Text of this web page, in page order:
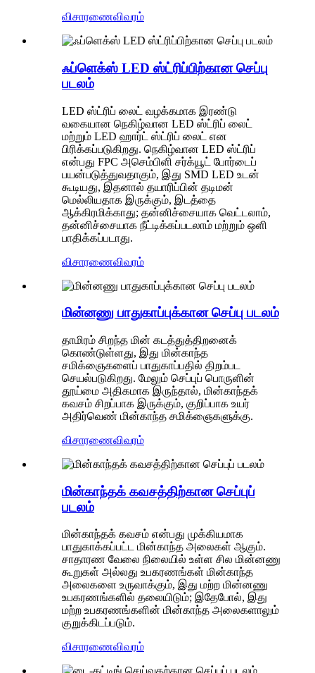
விசாரணைவிவரம்
ஃப்ளெக்ஸ் LED ஸ்ட்ரிப்பிற்கான செப்பு
படலம்
LED ஸ்ட்ரிப் லைட் வழக்கமாக இரண்டு
வகையான நெகிழ்வான LED ஸ்ட்ரிப் லைட்
மற்றும் LED ஹார்ட் ஸ்ட்ரிப் லைட் என
பிரிக்கப்படுகிறது. நெகிழ்வான LED ஸ்ட்ரிப்
என்பது FPC அசெம்பிளி சர்க்யூட் போர்டைப்
பயன்படுத்துவதாகும், இது SMD LED உடன்
கூடியது, இதனால் தயாரிப்பின் தடிமன்
மெல்லியதாக இருக்கும், இடத்தை
ஆக்கிரமிக்காது; தன்னிச்சையாக வெட்டலாம்,
தன்னிச்சையாக நீட்டிக்கப்படலாம் மற்றும் ஒளி
பாதிக்கப்படாது.
விசாரணைவிவரம்
மின்னணு பாதுகாப்புக்கான செப்பு படலம்
தாமிரம் சிறந்த மின் கடத்துத்திறனைக்
கொண்டுள்ளது, இது மின்காந்த
சமிக்ஞைகளைப் பாதுகாப்பதில் திறம்பட
செயல்படுகிறது. மேலும் செப்புப் பொருளின்
தூய்மை அதிகமாக இருந்தால், மின்காந்தக்
கவசம் சிறப்பாக இருக்கும், குறிப்பாக உயர்
அதிர்வெண் மின்காந்த சமிக்ஞைகளுக்கு.
விசாரணைவிவரம்
மின்காந்தக் கவசத்திற்கான செப்புப்
படலம்
மின்காந்தக் கவசம் என்பது முக்கியமாக
பாதுகாக்கப்பட்ட மின்காந்த அலைகள் ஆகும்.
சாதாரண வேலை நிலையில் உள்ள சில மின்னணு
கூறுகள் அல்லது உபகரணங்கள் மின்காந்த
அலைகளை உருவாக்கும், இது மற்ற மின்னணு
உபகரணங்களில் தலையிடும்; இதேபோல், இது
மற்ற உபகரணங்களின் மின்காந்த அலைகளாலும்
குறுக்கிடப்படும்.
விசாரணைவிவரம்